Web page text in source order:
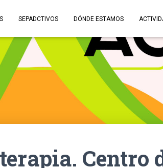
SEPADCTIVOS DÓNDE ESTAMOS
Centro